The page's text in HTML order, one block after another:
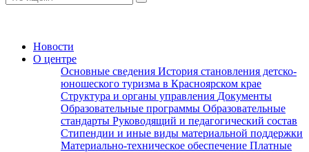
Новости
О центре
Основные сведения История становления детско-
юношеского туризма в Красноярском крае
Структура и органы управления Документы
Образовательные программы Образовательные
стандарты Руководящий и педагогический состав
Стипендии и иные виды материальной поддержки
Материально-техническое обеспечение Платные